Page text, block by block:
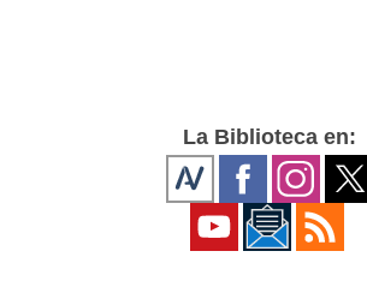
La Biblioteca en: